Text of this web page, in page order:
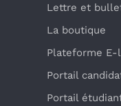
Lettre et
La boutique
Plateforme E-
Portail
Portail